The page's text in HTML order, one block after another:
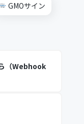
GMOサイン
（Webhook